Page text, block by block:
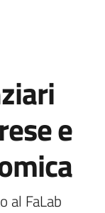
e
al FaLab